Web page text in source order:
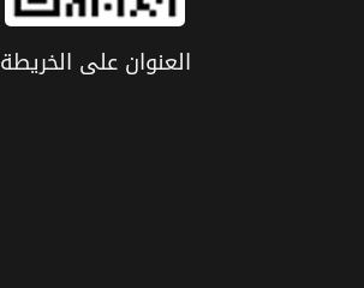
العنوان علی الخریطة